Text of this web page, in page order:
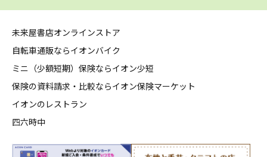
未来屋書店オンラインストア
自転車通販ならイオンバイク
ミニ（少額短期）保険ならイオン少短
保険の資料請求・比較ならイオン保険マーケット
イオンのレストラン
四六時中